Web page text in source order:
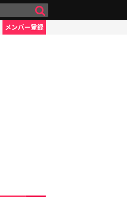
メンバー登録